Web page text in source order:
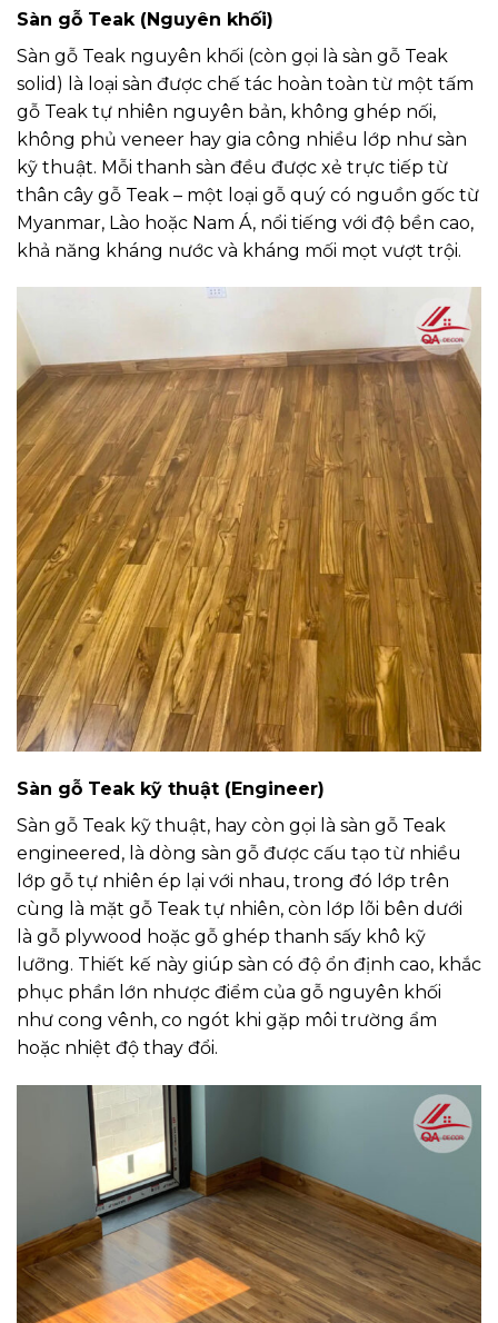
Sàn gỗ Teak (Nguyên khối)
Sàn gỗ Teak nguyên khối (còn gọi là sàn gỗ Teak
solid) là loại sàn được chế tác hoàn toàn từ một tấm
gỗ Teak tự nhiên nguyên bản, không ghép nối,
không phủ veneer hay gia công nhiều lớp như sàn
kỹ thuật. Mỗi thanh sàn đều được xẻ trực tiếp từ
thân cây gỗ Teak – một loại gỗ quý có nguồn gốc từ
Myanmar, Lào hoặc Nam Á, nổi tiếng với độ bền cao,
khả năng kháng nước và kháng mối mọt vượt trội.
Sàn gỗ Teak kỹ thuật (Engineer)
Sàn gỗ Teak kỹ thuật, hay còn gọi là sàn gỗ Teak
engineered, là dòng sàn gỗ được cấu tạo từ nhiều
lớp gỗ tự nhiên ép lại với nhau, trong đó lớp trên
cùng là mặt gỗ Teak tự nhiên, còn lớp lõi bên dưới
là gỗ plywood hoặc gỗ ghép thanh sấy khô kỹ
lưỡng. Thiết kế này giúp sàn có độ ổn định cao, khắc
phục phần lớn nhược điểm của gỗ nguyên khối
như cong vênh, co ngót khi gặp môi trường ẩm
hoặc nhiệt độ thay đổi.